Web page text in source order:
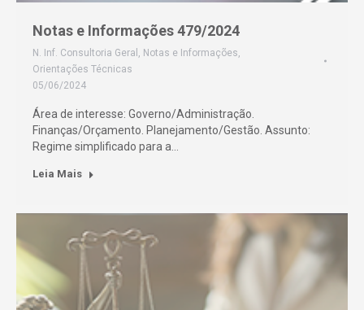
Notas e Informações 479/2024
N. Inf. Consultoria Geral , Notas e Informações,
Orientações Técnicas
05/06/2024
Área de interesse: Governo/Administração.
Finanças/Orçamento. Planejamento/Gestão. Assunto:
Regime simplificado para a…
Leia Mais